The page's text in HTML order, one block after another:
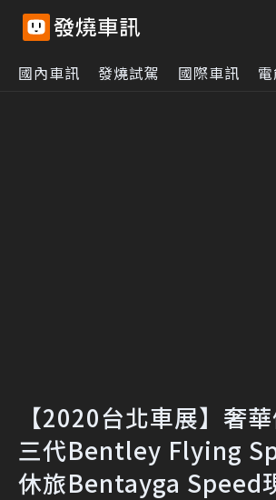
國內車訊 發燒試駕 國際車訊
【2020台北車展】奢
三代Bentley Flying
休旅Bentayga Speed